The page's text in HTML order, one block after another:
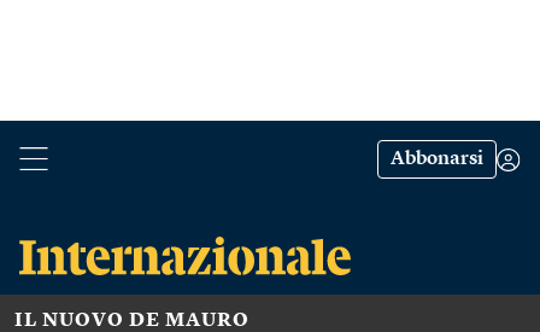
Abbonarsi
IL NUOVO DE MAURO